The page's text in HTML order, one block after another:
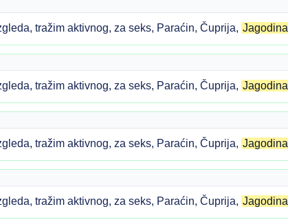
tražim aktivnog, za seks, Paraćin, Čuprija, Jagodina
tražim aktivnog, za seks, Paraćin, Čuprija, Jagodina
tražim aktivnog, za seks, Paraćin, Čuprija, Jagodina
tražim aktivnog, za seks, Paraćin, Čuprija, Jagodina